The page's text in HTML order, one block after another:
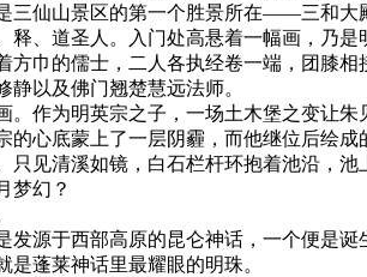
三仙山景区的第一个胜景所在——三和大
、道圣人。入门处高悬着一幅画，乃
巾的儒士，二人各执经卷一端，团膝
以及佛门翘楚慧远法师。
作为明英宗之子，一场土木堡之变让
心底蒙上了一层阴霾，而他继位后绘
见清溪如镜，白石栏杆环抱着池沿，
梦幻？
源于西部高原的昆仑神话，一个便是
蓬莱神话里最耀眼的明珠。